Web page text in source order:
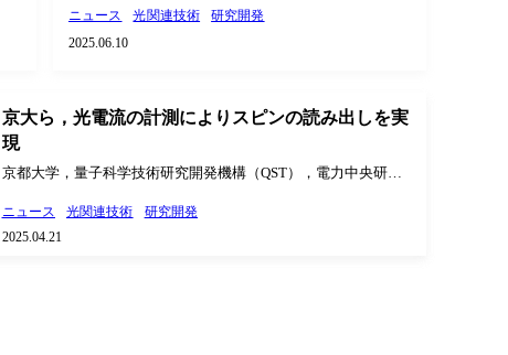
ニュース 光関連技術
研究開発
2025.06.10
京大ら，光電流の計測によりスピンの読み出しを実
現
京都大学，量子科学技術研究開発機構（QST），電力中央研究
る一つの電子スピンの情報を，光照射により発生する光電流の
計測（PDMR法）によって，室温下で電気的に読…
ニュース 光関連技術
研究開発
2025.04.21